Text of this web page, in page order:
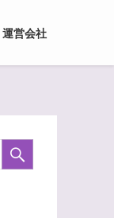
運営会社